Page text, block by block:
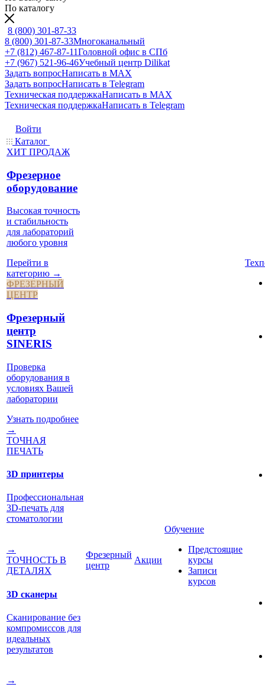
По каталогу
8 (800) 301-87-33
8 (800) 301-87-33Многоканальный
+7 (812) 467-87-11Головной офис в СПб
+7 (967) 521-96-46Учебный центр Dilikat
Задать вопросНаписать в MAX
Задать вопросНаписать в Telegram
Техническая поддержкаНаписать в MAX
Техническая поддержкаНаписать в Telegram
Войти
Каталог
ХИТ ПРОДАЖ
Фрезерное
оборудование
Высокая точность
и стабильность
для лабораторий
любого уровня
Перейти в
категорию →
ФРЕЗЕРНЫЙ
ЦЕНТР
Фрезерный
центр
SINERIS
Проверка
оборудования в
условиях Вашей
лаборатории
Узнать подробнее
→
ТОЧНАЯ
ПЕЧАТЬ
3D принтеры
Профессиональная
3D-печать для
стоматологии
→
ТОЧНОСТЬ В
ДЕТАЛЯХ
3D сканеры
Сканирование без
компромиссов для
идеальных
результатов
→
Фрезерный
центр
Акции
Обучение
Предстоящие
курсы
Записи
курсов